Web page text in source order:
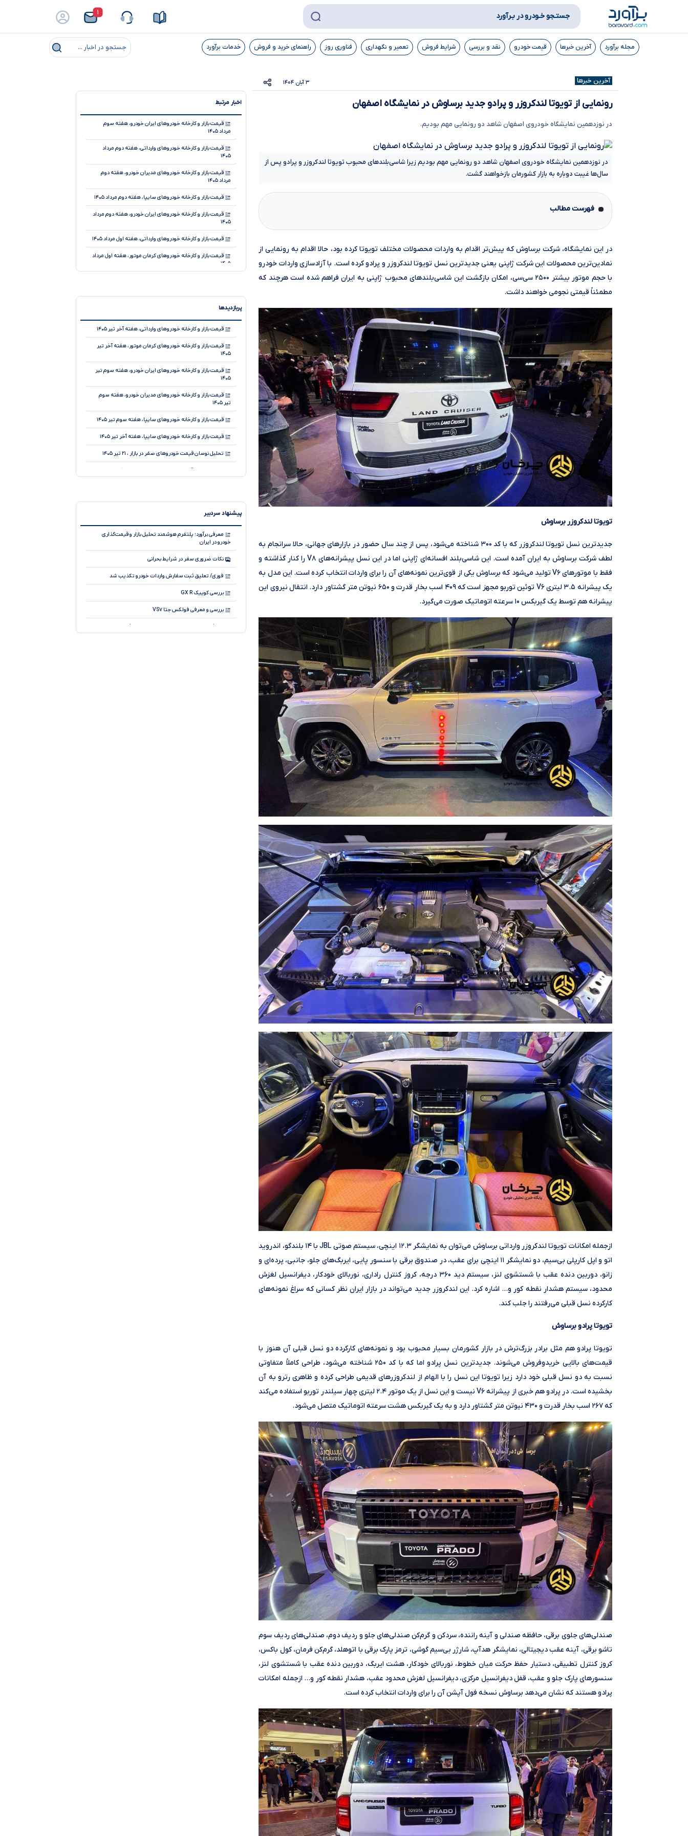
۱ جستـجو خـودرو در بـرآورد
مجله برآورد آخرین خبرها قیمت خودرو نقد و بررسی شرایط فروش تعمیر و نگهداری فناوری روز راهنمای خرید و فروش خدمات برآورد جستجو در اخبار ...
آخرین خبرها ۳ آبان ۱۴۰۴
رونمایی از تویوتا لندکروزر و پرادو جدید برساوش در نمایشگاه اصفهان
در نوزدهمین نمایشگاه خودروی اصفهان شاهد دو رونمایی مهم بودیم.
در نوزدهمین نمایشگاه خودروی اصفهان شاهد دو رونمایی مهم بودیم زیرا شاسی‌بلندهای محبوب تویوتا لندکروزر و پرادو پس از
سال‌ها غیبت دوباره به بازار کشورمان بازخواهند گشت.
فهرست مطالب
در این نمایشگاه، شرکت برساوش که پیش‌تر اقدام به واردات محصولات مختلف تویوتا کرده بود، حالا اقدام به رونمایی از
نمادین‌ترین محصولات این شرکت ژاپنی یعنی جدیدترین نسل تویوتا لندکروزر و پرادو کرده است. با آزادسازی واردات خودرو
با حجم موتور بیشتر ۲۵۰۰ سی‌سی، امکان بازگشت این شاسی‌بلندهای محبوب ژاپنی به ایران فراهم شده است هرچند که
مطمئناً قیمتی نجومی خواهند داشت.
تویوتا لندکروزر برساوش
جدیدترین نسل تویوتا لندکروزر که با کد ۳۰۰ شناخته می‌شود، پس از چند سال حضور در بازارهای جهانی، حالا سرانجام به
لطف شرکت برساوش به ایران آمده است. این شاسی‌بلند افسانه‌ای ژاپنی اما در این نسل پیشرانه‌های V۸ را کنار گذاشته و
فقط با موتورهای V۶ تولید می‌شود که برساوش یکی از قوی‌ترین نمونه‌های آن را برای واردات انتخاب کرده است. این مدل به
یک پیشرانه ۳.۵ لیتری V۶ توئین توربو مجهز است که ۴۰۹ اسب بخار قدرت و ۶۵۰ نیوتن متر گشتاور دارد. انتقال نیروی این
پیشرانه هم توسط یک گیربکس ۱۰ سرعته اتوماتیک صورت می‌گیرد.
ازجمله امکانات تویوتا لندکروزر وارداتی برساوش می‌توان به نمایشگر ۱۲.۳ اینچی، سیستم صوتی JBL با ۱۴ بلندگو، اندروید
اتو و اپل کارپلی بی‌سیم، دو نمایشگر ۱۱ اینچی برای عقب، در صندوق برقی با سنسور پایی، ایربگ‌های جلو، جانبی، پرده‌ای و
زانو، دوربین دنده عقب با شستشوی لنز، سیستم دید ۳۶۰ درجه، کروز کنترل راداری، نوربالای خودکار، دیفرانسیل لغزش
محدود، سیستم هشدار نقطه کور و… اشاره کرد. این لندکروزر جدید می‌تواند در بازار ایران نظر کسانی که سراغ نمونه‌های
کارکرده نسل قبلی می‌رفتند را جلب کند.
تویوتا پرادو برساوش
تویوتا پرادو هم مثل برادر بزرگ‌ترش در بازار کشورمان بسیار محبوب بود و نمونه‌های کارکرده دو نسل قبلی آن هنوز با
قیمت‌های بالایی خریدوفروش می‌شوند. جدیدترین نسل پرادو اما که با کد ۲۵۰ شناخته می‌شود، طراحی کاملاً متفاوتی
نسبت به دو نسل قبلی خود دارد زیرا تویوتا این نسل را با الهام از لندکروزرهای قدیمی طراحی کرده و ظاهری رترو به آن
بخشیده است. در پرادو هم خبری از پیشرانه V۶ نیست و این نسل از یک موتور ۲.۴ لیتری چهار سیلندر توربو استفاده می‌کند
که ۲۶۷ اسب بخار قدرت و ۴۳۰ نیوتن متر گشتاور دارد و به یک گیربکس هشت سرعته اتوماتیک متصل می‌شود.
صندلی‌های جلوی برقی، حافظه صندلی و آینه راننده، سردکن و گرم‌کن صندلی‌های جلو و ردیف دوم، صندلی‌های ردیف سوم
تاشو برقی، آینه عقب دیجیتالی، نمایشگر هدآپ، شارژر بی‌سیم گوشی، ترمز پارک برقی با اتوهلد، گرم‌کن فرمان، کول باکس،
کروز کنترل تطبیقی، دستیار حفظ حرکت میان خطوط، نوربالای خودکار، هشت ایربگ، دوربین دنده عقب با شستشوی لنز،
سنسورهای پارک جلو و عقب، قفل دیفرانسیل مرکزی، دیفرانسیل لغزش محدود عقب، هشدار نقطه کور و… ازجمله امکانات
پرادو هستند که نشان می‌دهد برساوش نسخه فول آپشن آن را برای واردات انتخاب کرده است.
اخبار مرتبط
قیمت بازار و کارخانه خودروهای ایران خودرو، هفته سوم
مرداد ۱۴۰۵
قیمت بازار و کارخانه خودروهای وارداتی، هفته دوم مرداد
۱۴۰۵
قیمت بازار و کارخانه خودروهای مدیران خودرو، هفته دوم
مرداد ۱۴۰۵
قیمت بازار و کارخانه خودروهای سایپا، هفته دوم مرداد ۱۴۰۵
قیمت بازار و کارخانه خودروهای ایران خودرو، هفته دوم مرداد
۱۴۰۵
قیمت بازار و کارخانه خودروهای وارداتی، هفته اول مرداد ۱۴۰۵
قیمت بازار و کارخانه خودروهای کرمان موتور، هفته اول مرداد
۱۴۰۵
قیمت بازار و کارخانه خودروهای ایران خودرو، هفته اول مرداد
۱۴۰۵
قیمت بازار و کارخانه خودروهای وارداتی، ۱۴۰۵
قیمت بازار و کارخانه خودروهای کرمان موتور، ۱۴۰۵
قیمت بازار و کارخانه خودروهای مدیران خودرو، هفته آخر تیر
۱۴۰۵
قیمت بازار و کارخانه خودروهای سایپا، هفته آخر تیر ۱۴۰۵
قیمت بازار و کارخانه خودروهای ایران خودرو، هفته آخر تیر
۱۴۰۵
قیمت بازار و کارخانه خودروهای وارداتی، هفته آخر تیر ۱۴۰۵
پربازدیدها
قیمت بازار و کارخانه خودروهای وارداتی، هفته آخر تیر ۱۴۰۵
قیمت بازار و کارخانه خودروهای کرمان موتور، هفته آخر تیر
۱۴۰۵
قیمت بازار و کارخانه خودروهای ایران خودرو، هفته سوم تیر
۱۴۰۵
قیمت بازار و کارخانه خودروهای مدیران خودرو، هفته سوم
تیر ۱۴۰۵
قیمت بازار و کارخانه خودروهای سایپا، هفته سوم تیر ۱۴۰۵
قیمت بازار و کارخانه خودروهای سایپا، هفته آخر تیر ۱۴۰۵
تحلیل نوسان قیمت خودروهای صفر در بازار ، ۲۱ تیر ۱۴۰۵
تحلیل نوسان قیمت خودروهای صفر در بازار ، ۲۴ تیر ۱۴۰۵
تحلیل نوسان قیمت خودروهای صفر در بازار ، ۲۸ تیر ۱۴۰۵
تحلیل کاهش قیمت خودروهای صفر در بازار ، ۲۹ تیر ۱۴۰۵
قیمت بازار و کارخانه خودروهای کرمان موتور، ۱۴۰۵
قیمت بازار و کارخانه خودروهای مدیران خودرو، هفته آخر تیر
۱۴۰۵
پیشنهاد سردبیر
معرفی برآورد؛ پلتفرم هوشمند تحلیل بازار و قیمت‌گذاری
خودرو در ایران
نکات ضروری سفر در شرایط بحرانی
فوری/ تعلیق ثبت سفارش واردات خودرو تکذیب شد
بررسی کوییک GX R
بررسی و معرفی فولکس جتا VS۷
معرفی محصول جدید کمپانی چری، جیکو J۸